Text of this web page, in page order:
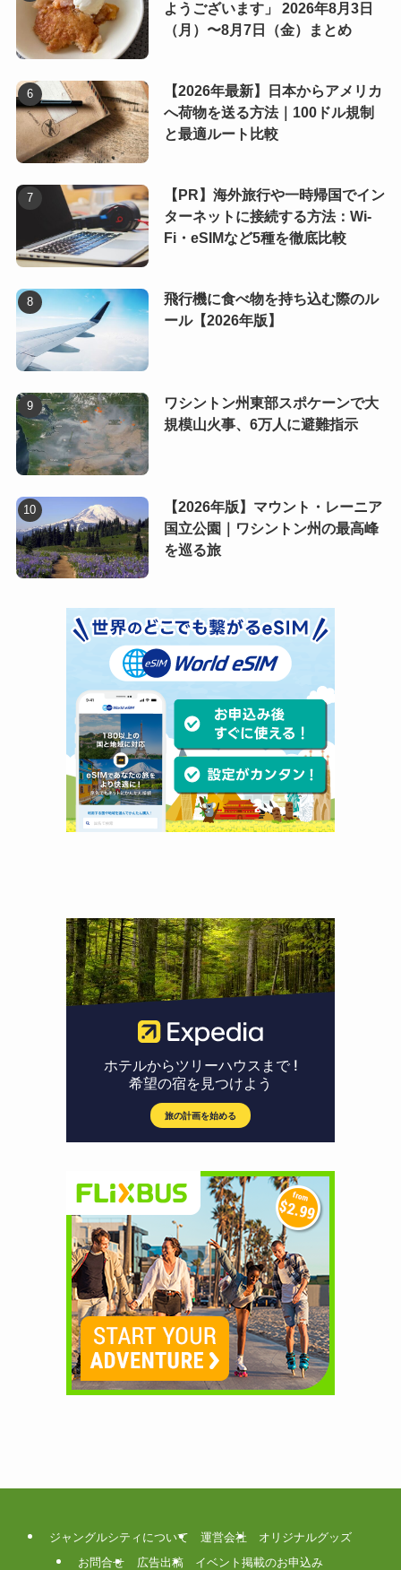
ようございます」 2026年8月3日
（月）〜8月7日（金）まとめ
【2026年最新】日本からアメリカ
へ荷物を送る方法｜100ドル規制
と最適ルート比較
【PR】海外旅行や一時帰国でイン
ターネットに接続する方法：Wi-
Fi・eSIMなど5種を徹底比較
飛行機に食べ物を持ち込む際のル
ール【2026年版】
ワシントン州東部スポケーンで大
規模山火事、6万人に避難指示
【2026年版】マウント・レーニア
国立公園｜ワシントン州の最高峰
を巡る旅
ジャングルシティについて 運営会社
オリジナルグッズ
お問合せ
広告出稿 イベント掲載のお申込み